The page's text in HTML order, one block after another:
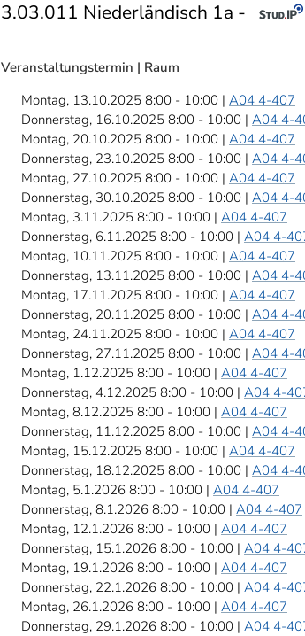
3.03.011 Niederländisch 1a -
Veranstaltungstermin | Raum
Montag, 13.10.2025 8:00 - 10:00 | A04 4-407
Donnerstag, 16.10.2025 8:00 - 10:00 | A04 4-
Montag, 20.10.2025 8:00 - 10:00 | A04 4-407
Donnerstag, 23.10.2025 8:00 - 10:00 | A04 4-
Montag, 27.10.2025 8:00 - 10:00 | A04 4-407
Donnerstag, 30.10.2025 8:00 - 10:00 | A04 4-
Montag, 3.11.2025 8:00 - 10:00 | A04 4-407
Donnerstag, 6.11.2025 8:00 - 10:00 | A04 4-
Montag, 10.11.2025 8:00 - 10:00 | A04 4-407
Donnerstag, 13.11.2025 8:00 - 10:00 | A04 4-
Montag, 17.11.2025 8:00 - 10:00 | A04 4-407
Donnerstag, 20.11.2025 8:00 - 10:00 | A04 4-
Montag, 24.11.2025 8:00 - 10:00 | A04 4-407
Donnerstag, 27.11.2025 8:00 - 10:00 | A04 4-
Montag, 1.12.2025 8:00 - 10:00 | A04 4-407
Donnerstag, 4.12.2025 8:00 - 10:00 | A04 4-
Montag, 8.12.2025 8:00 - 10:00 | A04 4-407
Donnerstag, 11.12.2025 8:00 - 10:00 | A04 4-
Montag, 15.12.2025 8:00 - 10:00 | A04 4-407
Donnerstag, 18.12.2025 8:00 - 10:00 | A04 4-
Montag, 5.1.2026 8:00 - 10:00 | A04 4-407
Donnerstag, 8.1.2026 8:00 - 10:00 | A04 4-407
Montag, 12.1.2026 8:00 - 10:00 | A04 4-407
Donnerstag, 15.1.2026 8:00 - 10:00 | A04 4-
Montag, 19.1.2026 8:00 - 10:00 | A04 4-407
Donnerstag, 22.1.2026 8:00 - 10:00 | A04 4-
Montag, 26.1.2026 8:00 - 10:00 | A04 4-407
Donnerstag, 29.1.2026 8:00 - 10:00 | A04 4-